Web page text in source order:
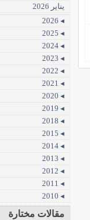
يناير 2026
◂ 2026
◂ 2025
◂ 2024
◂ 2023
◂ 2022
◂ 2021
◂ 2020
◂ 2019
◂ 2018
◂ 2015
◂ 2014
◂ 2013
◂ 2012
◂ 2011
◂ 2010
مقالات مختارة